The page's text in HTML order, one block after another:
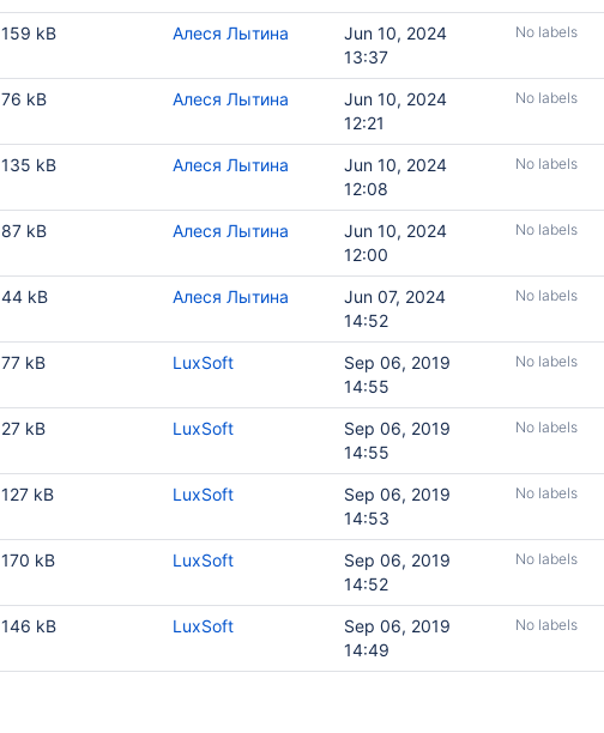
159 kB Алеся Лытина
Jun 10, 2024
13:37
No labels
76 kB Алеся Лытина
Jun 10, 2024
12:21
No labels
135 kB Алеся Лытина
Jun 10, 2024
12:08
No labels
87 kB Алеся Лытина
Jun 10, 2024
12:00
No labels
44 kB Алеся Лытина
Jun 07, 2024
14:52
No labels
77 kB LuxSoft
Sep 06, 2019
14:55
No labels
27 kB LuxSoft
Sep 06, 2019
14:55
No labels
127 kB LuxSoft
Sep 06, 2019
14:53
No labels
170 kB LuxSoft
Sep 06, 2019
14:52
No labels
146 kB LuxSoft
Sep 06, 2019
14:49
No labels